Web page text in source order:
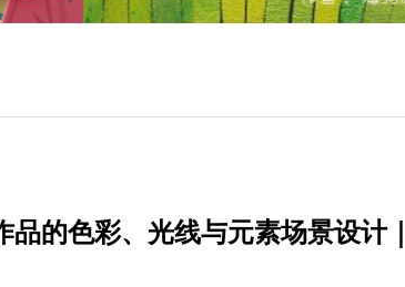
品的色彩、光线与元素场景设计